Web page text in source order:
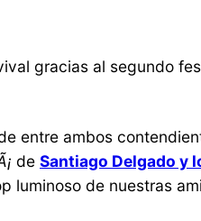
gracias al segundo
entre ambos
de Santiago Delgado y
luminoso de nuestras